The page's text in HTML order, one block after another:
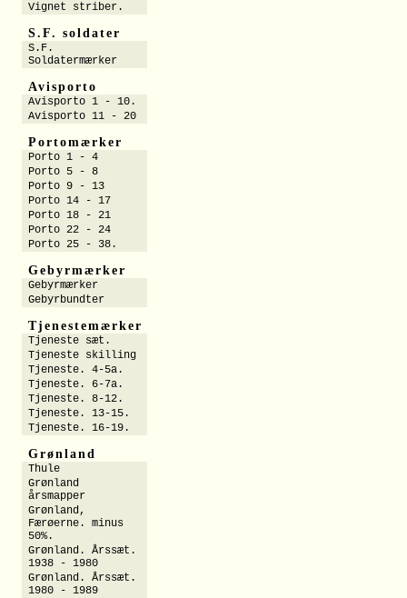
Vignet striber.
S.F. soldater
S.F.
Soldatermærker
Avisporto
Avisporto 1 - 10.
Avisporto 11 - 20
Portomærker
Porto 1 - 4
Porto 5 - 8
Porto 9 - 13
Porto 14 - 17
Porto 18 - 21
Porto 22 - 24
Porto 25 - 38.
Gebyrmærker
Gebyrmærker
Gebyrbundter
Tjenestemærker
Tjeneste sæt.
Tjeneste skilling
Tjeneste. 4-5a.
Tjeneste. 6-7a.
Tjeneste. 8-12.
Tjeneste. 13-15.
Tjeneste. 16-19.
Grønland
Thule
Grønland
årsmapper
Grønland,
Færøerne. minus
50%.
Grønland. Årssæt.
1938 - 1980
Grønland. Årssæt.
1980 - 1989